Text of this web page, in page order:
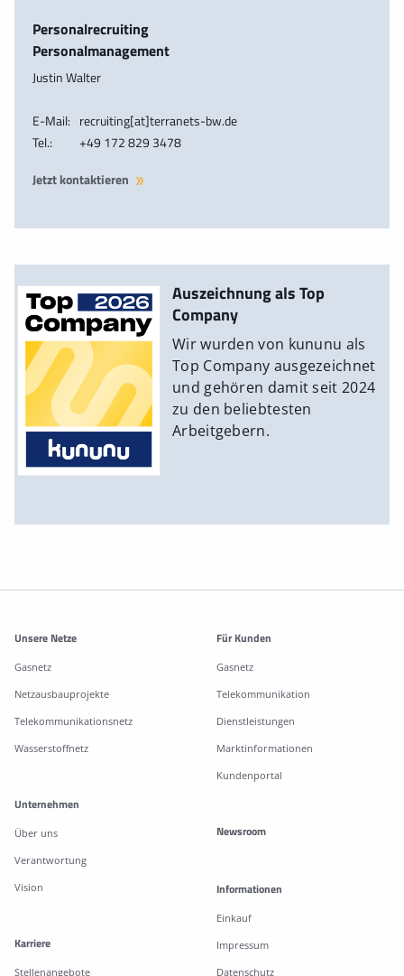
Personalrecruiting
Personalmanagement
Justin Walter
E-Mail: recruiting[at]terranets-bw.de
Tel.:
+49 172 829 3478
Jetzt kontaktieren
Auszeichnung als Top
Company
Wir wurden von kununu als
Top Company ausgezeichnet
und gehören damit seit 2024
zu den beliebtesten
Arbeitgebern.
Weitere Informationen
Unsere Netze
Gasnetz
Netzausbauprojekte
Telekommunikationsnetz
Wasserstoffnetz
Für Kunden
Gasnetz
Telekommunikation
Dienstleistungen
Marktinformationen
Kundenportal
Unternehmen
Über uns
Verantwortung
Vision
Karriere
Stellenangebote
Newsroom
Informationen
Einkauf
Impressum
Datenschutz